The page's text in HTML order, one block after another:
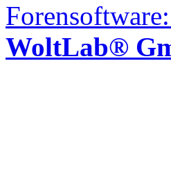
Forensoftware:
WoltLab®